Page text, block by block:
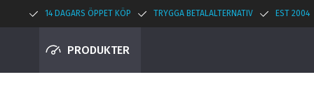
14 DAGARS ÖPPET KÖP TRYGGA BETALALTERNATIV EST 2004
PRODUKTER